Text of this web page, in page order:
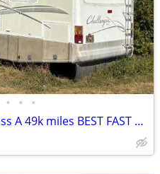
• • •
2000 Damon Challenger Class A 49k miles BEST FAST OFFER